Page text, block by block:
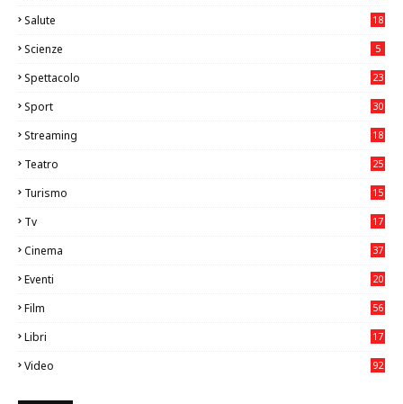
Salute
18
Scienze 5
Spettacolo 23
Sport
30
Streaming 18
Teatro
25
Turismo
15
Tv
17
Cinema
37
Eventi
20
Film
56
Libri
17
Video
92